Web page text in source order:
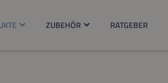
ZUBEHÖR RATGEBER